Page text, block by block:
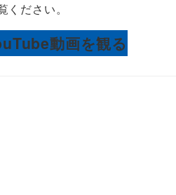
ださい。
動画を観る